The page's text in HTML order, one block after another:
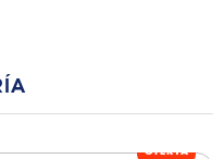
OFERTA